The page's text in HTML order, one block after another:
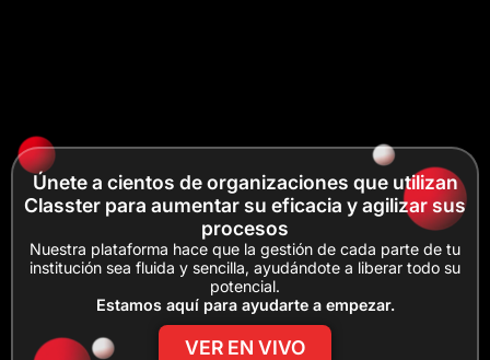
Únete a cientos de organizaciones que utilizan
Classter para aumentar su eficacia y agilizar sus
procesos
Nuestra plataforma hace que la gestión de cada parte de tu
institución sea fluida y sencilla, ayudándote a liberar todo su
potencial.
Estamos aquí para ayudarte a empezar.
VER EN VIVO